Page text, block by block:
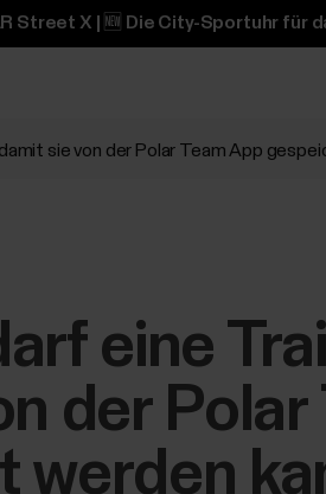
Street X | 🆕 Die City-Sportuhr für
sie von der Polar Team App
eine
der Polar
werden